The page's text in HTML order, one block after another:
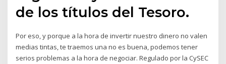
de los títulos del Tesoro.
Por eso, y porque a la hora de invertir nuestro dinero no valen
medias tintas, te traemos una no es buena, podemos tener
serios problemas a la hora de negociar. Regulado por la CySEC